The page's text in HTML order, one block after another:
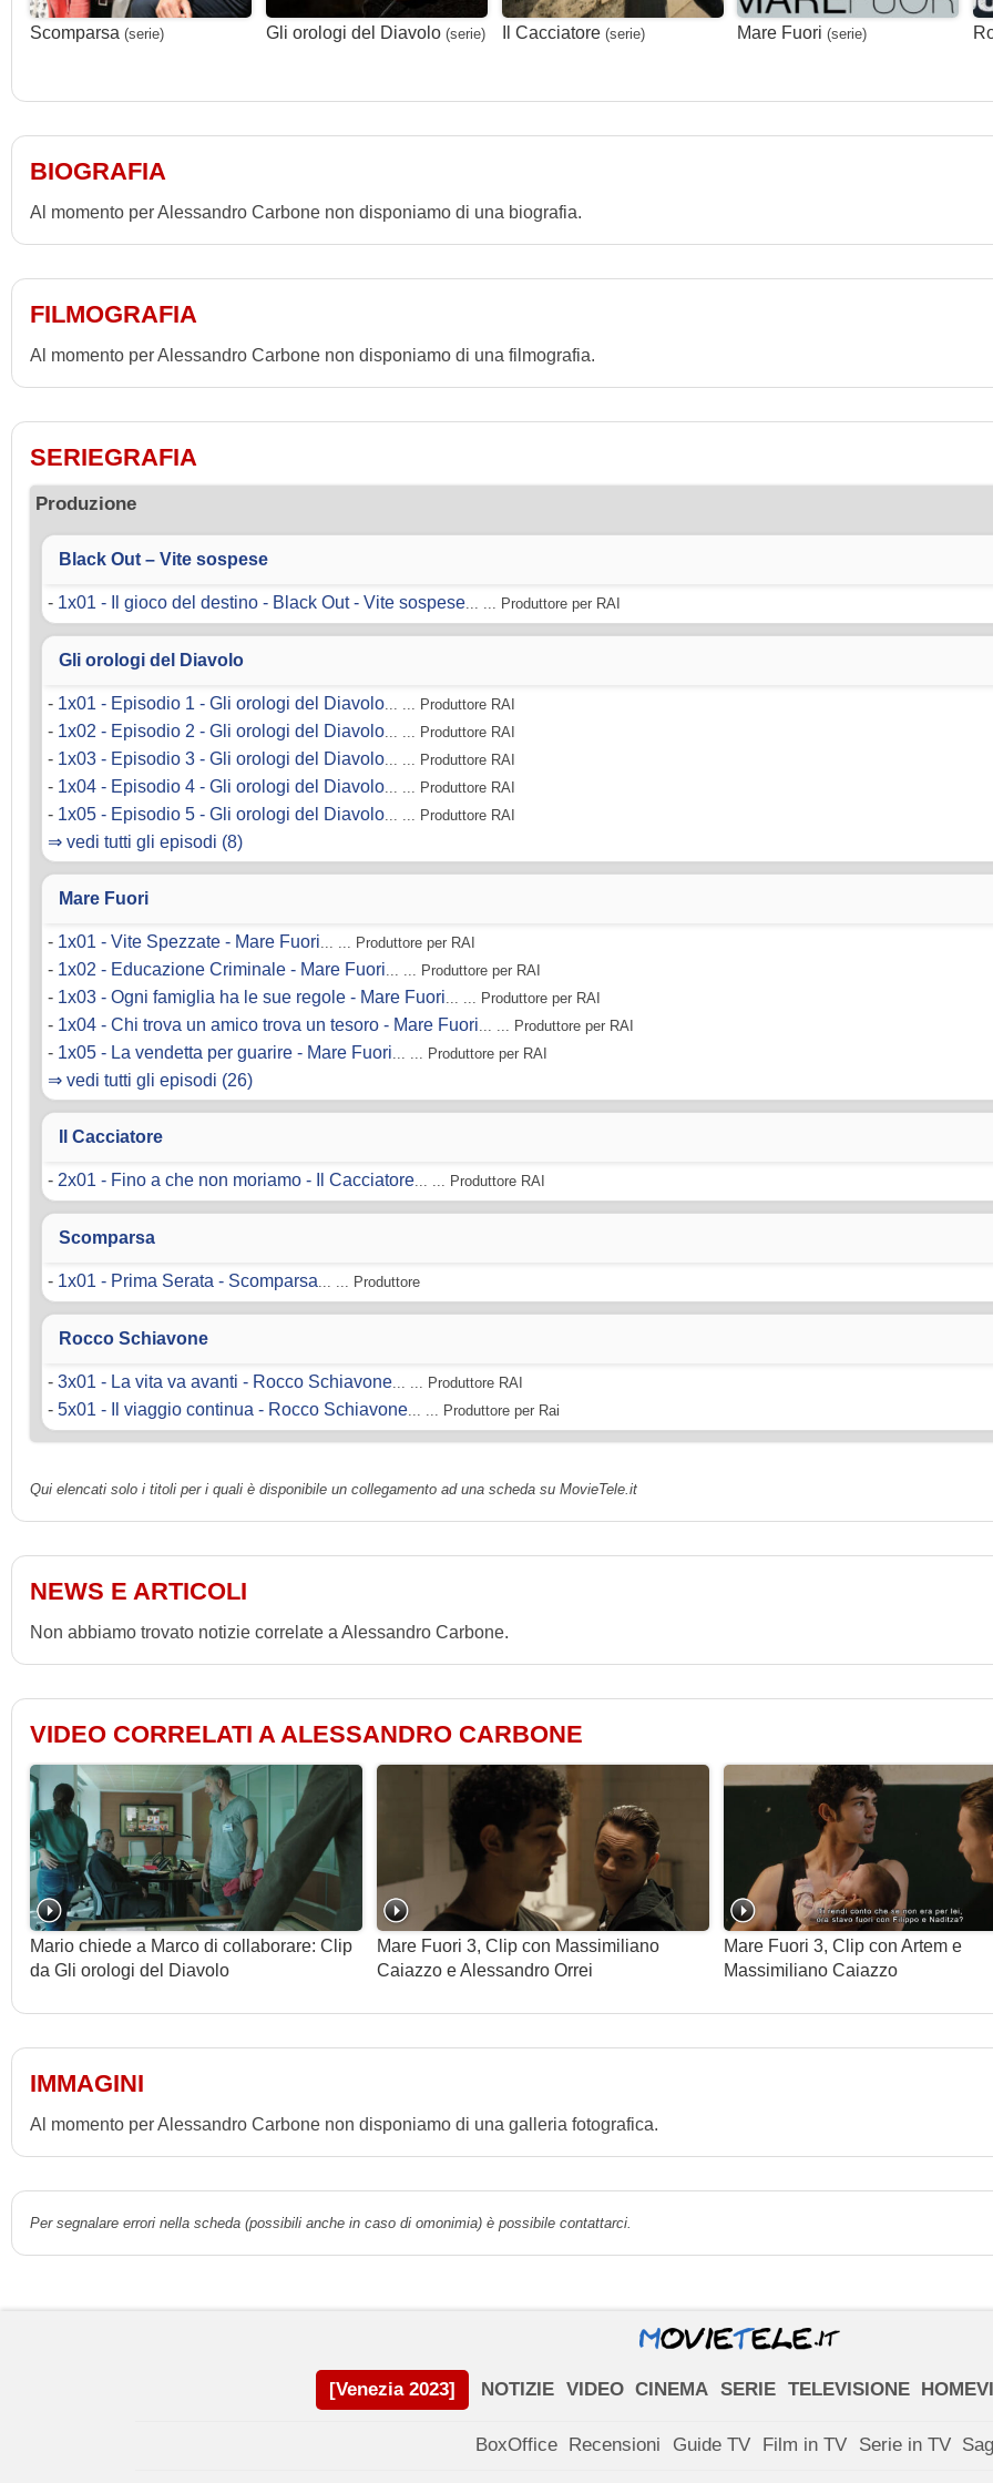
Scomparsa (serie) Gli orologi del Diavolo (serie) Il Cacciatore (serie) Mare Fuori (serie)
BIOGRAFIA
Al momento per Alessandro Carbone non disponiamo di una biografia.
FILMOGRAFIA
Al momento per Alessandro Carbone non disponiamo di una filmografia.
SERIEGRAFIA
Produzione
Black Out – Vite sospese
- 1x01 - Il gioco del destino - Black Out - Vite sospese... ... Produttore per RAI
Gli orologi del Diavolo
- 1x01 - Episodio 1 - Gli orologi del Diavolo... ... Produttore RAI
- 1x02 - Episodio 2 - Gli orologi del Diavolo... ... Produttore RAI
- 1x03 - Episodio 3 - Gli orologi del Diavolo... ... Produttore RAI
- 1x04 - Episodio 4 - Gli orologi del Diavolo... ... Produttore RAI
- 1x05 - Episodio 5 - Gli orologi del Diavolo... ... Produttore RAI
⇒ vedi tutti gli episodi (8)
Mare Fuori
- 1x01 - Vite Spezzate - Mare Fuori... ... Produttore per RAI
- 1x02 - Educazione Criminale - Mare Fuori... ... Produttore per RAI
- 1x03 - Ogni famiglia ha le sue regole - Mare Fuori... ... Produttore per RAI
- 1x04 - Chi trova un amico trova un tesoro - Mare Fuori... ... Produttore per RAI
- 1x05 - La vendetta per guarire - Mare Fuori... ... Produttore per RAI
⇒ vedi tutti gli episodi (26)
Il Cacciatore
- 2x01 - Fino a che non moriamo - Il Cacciatore... ... Produttore RAI
Scomparsa
- 1x01 - Prima Serata - Scomparsa... ... Produttore
Rocco Schiavone
- 3x01 - La vita va avanti - Rocco Schiavone... ... Produttore RAI
- 5x01 - Il viaggio continua - Rocco Schiavone... ... Produttore per Rai
Qui elencati solo i titoli per i quali è disponibile un collegamento ad una scheda su MovieTele.it
NEWS E ARTICOLI
Non abbiamo trovato notizie correlate a Alessandro Carbone.
VIDEO CORRELATI A ALESSANDRO CARBONE
Mario chiede a Marco di collaborare: Clip
da Gli orologi del Diavolo
Mare Fuori 3, Clip con Massimiliano
Caiazzo e Alessandro Orrei
Mare Fuori 3, Clip con Artem e
Massimiliano Caiazzo
IMMAGINI
Al momento per Alessandro Carbone non disponiamo di una galleria fotografica.
Per segnalare errori nella scheda (possibili anche in caso di omonimia) è possibile contattarci.
[Venezia 2023] NOTIZIE VIDEO CINEMA SERIE TELEVISIONE
BoxOffice Recensioni Guide TV Film in TV Serie in TV